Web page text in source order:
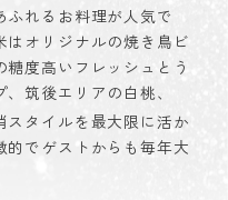
ふれるお料理が人気で
はオリジナルの焼き鳥ビ
度高いフレッシュとう
筑後エリアの白桃、
スタイルを最大限に活か
的でゲストからも毎年大